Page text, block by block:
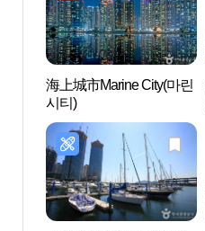
海上城市Marine City(마린
시티)